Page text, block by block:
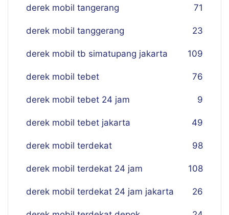
derek mobil tangerang 71
derek mobil tanggerang 23
derek mobil tb simatupang jakarta 109
derek mobil tebet 76
derek mobil tebet 24 jam 9
derek mobil tebet jakarta 49
derek mobil terdekat 98
derek mobil terdekat 24 jam 108
derek mobil terdekat 24 jam jakarta 26